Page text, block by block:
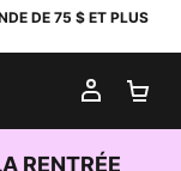
DE 75 $ ET PLUS
MON
RENTRÉE